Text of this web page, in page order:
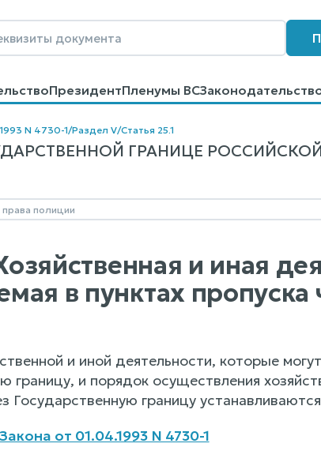
ПрезидентПленумы ВС
КонтактыПомощьПоиск
N 4730-1/Раздел V/Статья 25.1
ГРАНИЦЕ РОССИЙСКОЙ
и иная
в пунктах
и иной деятельности, которые
границу, и порядок осуществления
Государственную границу
от 01.04.1993 N 4730-1